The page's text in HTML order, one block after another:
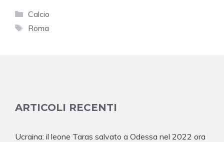
Categorie
Calcio
Tag
Roma
ARTICOLI RECENTI
Ucraina: il leone Taras salvato a Odessa nel 2022 ora